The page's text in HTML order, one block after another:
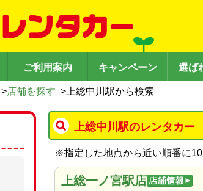
ご利用案内 キャンペーン 選ば
>店舗を探す > 上総中川駅から検索
上総中川駅のレンタカー
※指定した地点から近い順番に
上総一ノ宮駅店